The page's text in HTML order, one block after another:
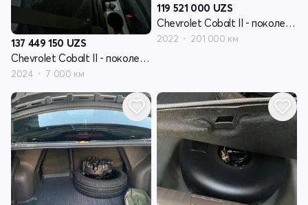
137 449 150 UZS
Chevrolet Cobalt II - поколение рестайлинг
2024 7 000 км
119 521 000 UZS
Chevrolet Cobalt II - поколение рестайлинг
2022 201 000 км